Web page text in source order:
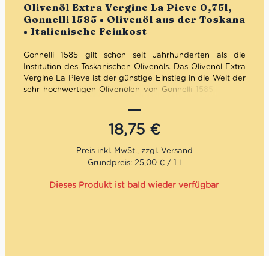
Olivenöl Extra Vergine La Pieve 0,75l,
Gonnelli 1585 • Olivenöl aus der Toskana
• Italienische Feinkost
Bewertet
Gonnelli 1585 gilt schon seit Jahrhunderten als die
Institution des Toskanischen Olivenöls. Das Olivenöl Extra
Vergine La Pieve ist der günstige Einstieg in die Welt der
sehr hochwertigen Olivenölen von Gonnelli 1585. Das La
ist es im Geschmack herrlich ausgewogen und fruchtig.
Mengenrabatt: erhalte beim Kauf von 3 nativen
Olivenölen Extra 12% Rabatt pro Artikel.
18,75 €
Grundpreis: 25,00 € / 1 l
Dieses Produkt ist bald wieder verfügbar